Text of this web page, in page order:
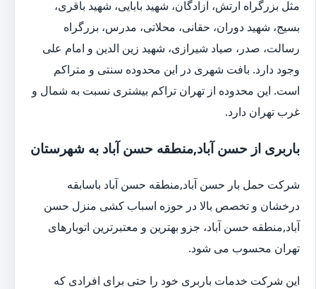
مثل بزرگراه ارتش، آزادگان، شهید بابایی، شهید باقری،
بسیج، شهید دوران، حقانی، محلاتی، مدرس، بزرگراه
رسالت، صدر، صیاد شیرازی، شهید زین الدین و امام علی
وجود دارد. بافت شهری در این محدوده سنتی و متراکم
است. این محدوده از تهران تراکم بیشتری نسبت به شمال و
غرب تهران دارد.
باربری از حسن آباد,منطقه حسن آباد به شهرستان
شرکت حمل بار حسن آباد,منطقه حسن آباد باسابقه
درخشان و تخصص بالا در حوزه اسباب کشی منزل حسن
آباد,منطقه حسن آباد، جزو بهترین و معتبرترین اتوبارهای
تهران محسوب می شود.
این شرکت خدمات باربری خود را حتی برای افرادی که